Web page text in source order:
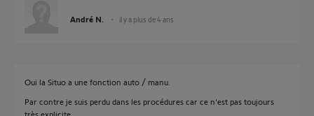
André N. il y a plus de 4 ans
Oui la Situo a une fonction auto / manu.
Par contre je suis perdu dans les procédures car ce n'est pas toujours
très explicite.